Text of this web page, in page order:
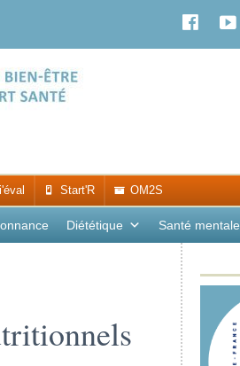
Start'R OM2S
Diététique Santé mentale